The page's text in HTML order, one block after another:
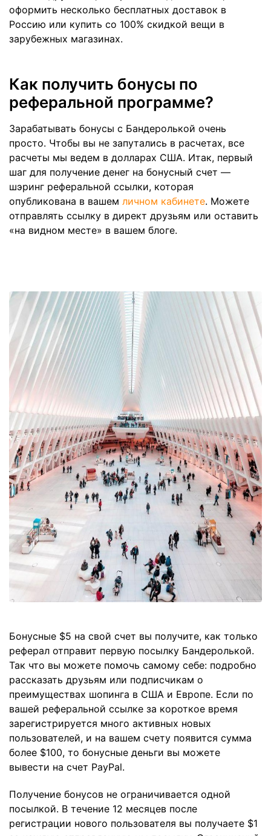
оформить несколько бесплатных доставок в
Россию или купить со 100% скидкой вещи в
зарубежных магазинах.
Как получить бонусы по
реферальной программе?
Зарабатывать бонусы с Бандеролькой очень
просто. Чтобы вы не запутались в расчетах, все
расчеты мы ведем в долларах США. Итак, первый
шаг для получение денег на бонусный счет —
шэринг реферальной ссылки, которая
опубликована в вашем личном кабинете. Можете
отправлять ссылку в директ друзьям или оставить
«на видном месте» в вашем блоге.
Бонусные $5 на свой счет вы получите, как только
реферал отправит первую посылку Бандеролькой.
Так что вы можете помочь самому себе: подробно
рассказать друзьям или подписчикам о
преимуществах шопинга в США и Европе. Если по
вашей реферальной ссылке за короткое время
зарегистрируется много активных новых
пользователей, и на вашем счету появится сумма
более $100, то бонусные деньги вы можете
вывести на счет PayPal.
Получение бонусов не ограничивается одной
посылкой. В течение 12 месяцев после
регистрации нового пользователя вы получаете $1